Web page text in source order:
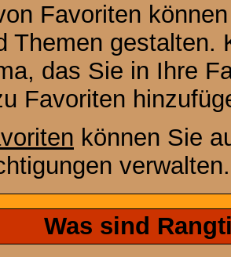
Favoriten
Themen
das Sie in Ihre
Favoriten
können Sie
verwalten.
Was sind